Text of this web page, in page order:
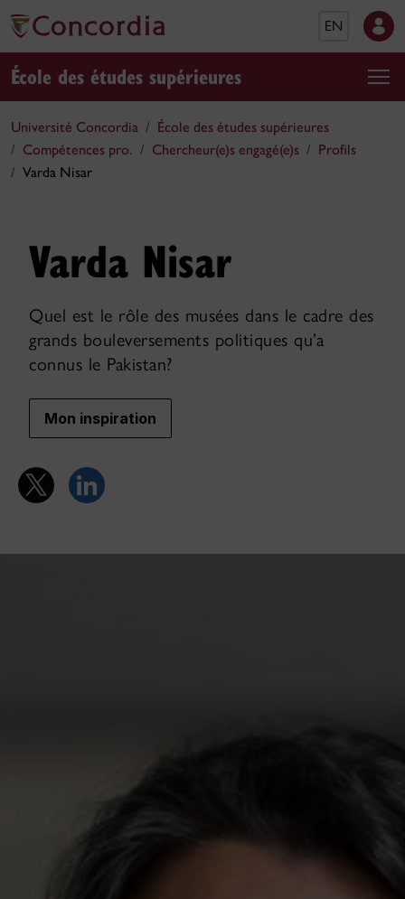
EN
École des études supérieures
Université Concordia
École des études supérieures
Compétences pro.
Chercheur(e)s engagé(e)s
Profils
Varda Nisar
Varda Nisar
Quel est le rôle des musées dans le cadre des
grands bouleversements politiques qu’a
connus le Pakistan?
Mon inspiration